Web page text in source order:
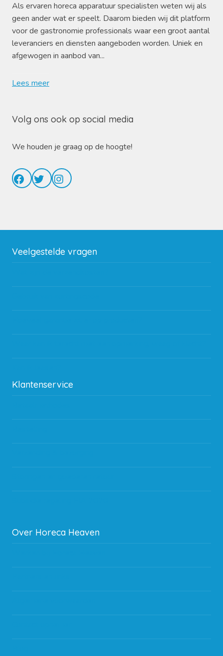
Als ervaren horeca apparatuur specialisten weten wij als
geen ander wat er speelt. Daarom bieden wij dit platform
voor de gastronomie professionals waar een groot aantal
leveranciers en diensten aangeboden worden. Uniek en
afgewogen in aanbod van...
Lees meer
Volg ons ook op social media
We houden je graag op de hoogte!
Facebook
TwitterInstagram
Veelgestelde vragen
Klantenservice
Over Horeca Heaven